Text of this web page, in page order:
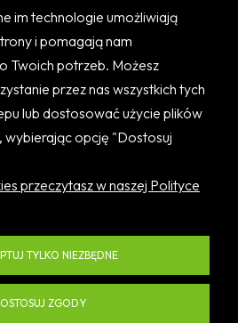
O nas
im technologie umożliwiają
i pomagają nam
Twoich potrzeb. Możesz
przez nas wszystkich tych
lub dostosować użycie plików
wybierając opcję "Dostosuj
przeczytasz w naszej Polityce
TYLKO NIEZBĘDNE
ZGODY